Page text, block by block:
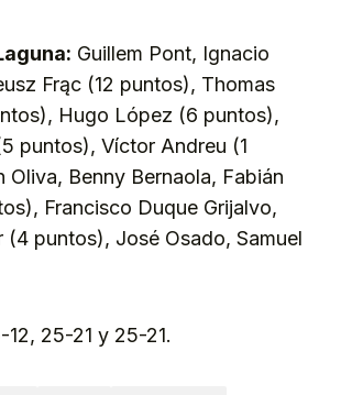
Guillem Pont, Ignacio
Frąc (12 puntos), Thomas
Hugo López (6 puntos),
puntos), Víctor Andreu (1
Oliva, Benny Bernaola, Fabián
Francisco Duque Grijalvo,
(4 puntos), José Osado, Samuel
12, 25-21 y 25-21.